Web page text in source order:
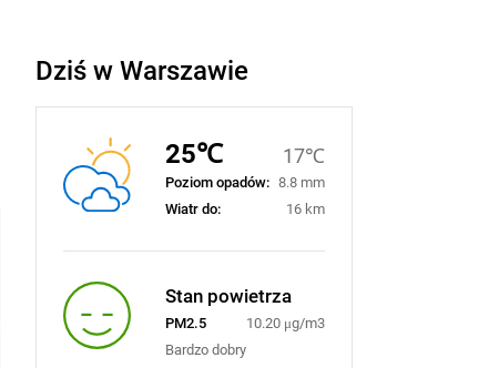
Dziś w Warszawie
25℃ 17℃
Poziom opadów: 8.8 mm
Wiatr do:
16 km
Stan powietrza
PM2.5
10.20 μg/m3
Bardzo dobry